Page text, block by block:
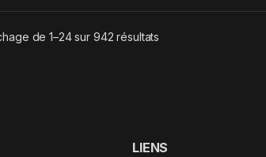
de 1–24 sur 942 résultats
LIENS